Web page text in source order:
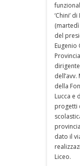
‘Chini’
del
Eugenio
della
Lucca e
progetti
dato il
Liceo.